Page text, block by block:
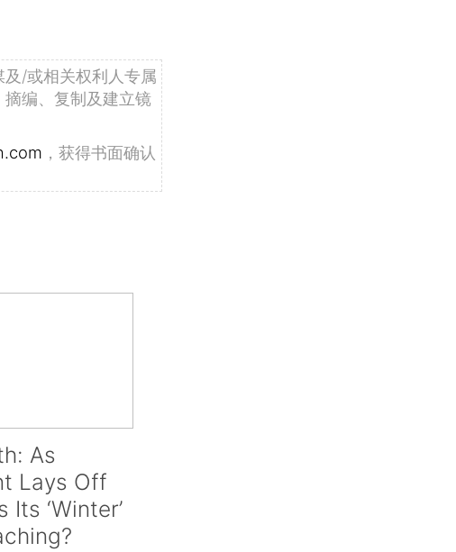
/或相关权利人专属
编、复制及建立镜
，获得书面确认
As
Lays Off
Its ‘Winter’